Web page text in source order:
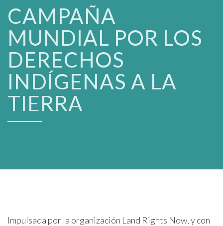
CAMPAÑA
MUNDIAL POR LOS
DERECHOS
INDÍGENAS A LA
TIERRA
Impulsada por la organización Land Rights Now, y con